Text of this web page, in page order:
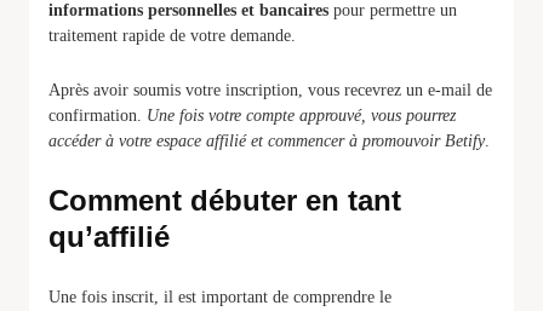
informations personnelles et bancaires pour permettre un
traitement rapide de votre demande.
Après avoir soumis votre inscription, vous recevrez un e-mail de
confirmation. Une fois votre compte approuvé, vous pourrez
accéder à votre espace affilié et commencer à promouvoir Betify.
Comment débuter en tant
qu’affilié
Une fois inscrit, il est important de comprendre le